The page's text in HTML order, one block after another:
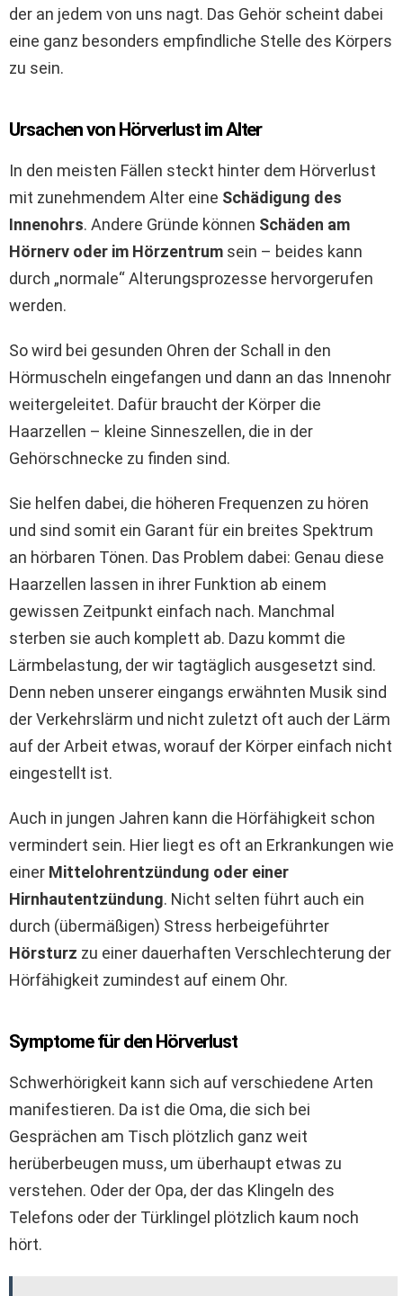
der an jedem von uns nagt. Das Gehör scheint dabei
eine ganz besonders empfindliche Stelle des Körpers
zu sein.
Ursachen von Hörverlust im Alter
In den meisten Fällen steckt hinter dem Hörverlust
mit zunehmendem Alter eine Schädigung des
Innenohrs. Andere Gründe können Schäden am
Hörnerv oder im Hörzentrum sein – beides kann
durch „normale“ Alterungsprozesse hervorgerufen
werden.
So wird bei gesunden Ohren der Schall in den
Hörmuscheln eingefangen und dann an das Innenohr
weitergeleitet. Dafür braucht der Körper die
Haarzellen – kleine Sinneszellen, die in der
Gehörschnecke zu finden sind.
Sie helfen dabei, die höheren Frequenzen zu hören
und sind somit ein Garant für ein breites Spektrum
an hörbaren Tönen. Das Problem dabei: Genau diese
Haarzellen lassen in ihrer Funktion ab einem
gewissen Zeitpunkt einfach nach. Manchmal
sterben sie auch komplett ab. Dazu kommt die
Lärmbelastung, der wir tagtäglich ausgesetzt sind.
Denn neben unserer eingangs erwähnten Musik sind
der Verkehrslärm und nicht zuletzt oft auch der Lärm
auf der Arbeit etwas, worauf der Körper einfach nicht
eingestellt ist.
Auch in jungen Jahren kann die Hörfähigkeit schon
vermindert sein. Hier liegt es oft an Erkrankungen wie
einer Mittelohrentzündung oder einer
Hirnhautentzündung. Nicht selten führt auch ein
durch (übermäßigen) Stress herbeigeführter
Hörsturz zu einer dauerhaften Verschlechterung der
Hörfähigkeit zumindest auf einem Ohr.
Symptome für den Hörverlust
Schwerhörigkeit kann sich auf verschiedene Arten
manifestieren. Da ist die Oma, die sich bei
Gesprächen am Tisch plötzlich ganz weit
herüberbeugen muss, um überhaupt etwas zu
verstehen. Oder der Opa, der das Klingeln des
Telefons oder der Türklingel plötzlich kaum noch
hört.